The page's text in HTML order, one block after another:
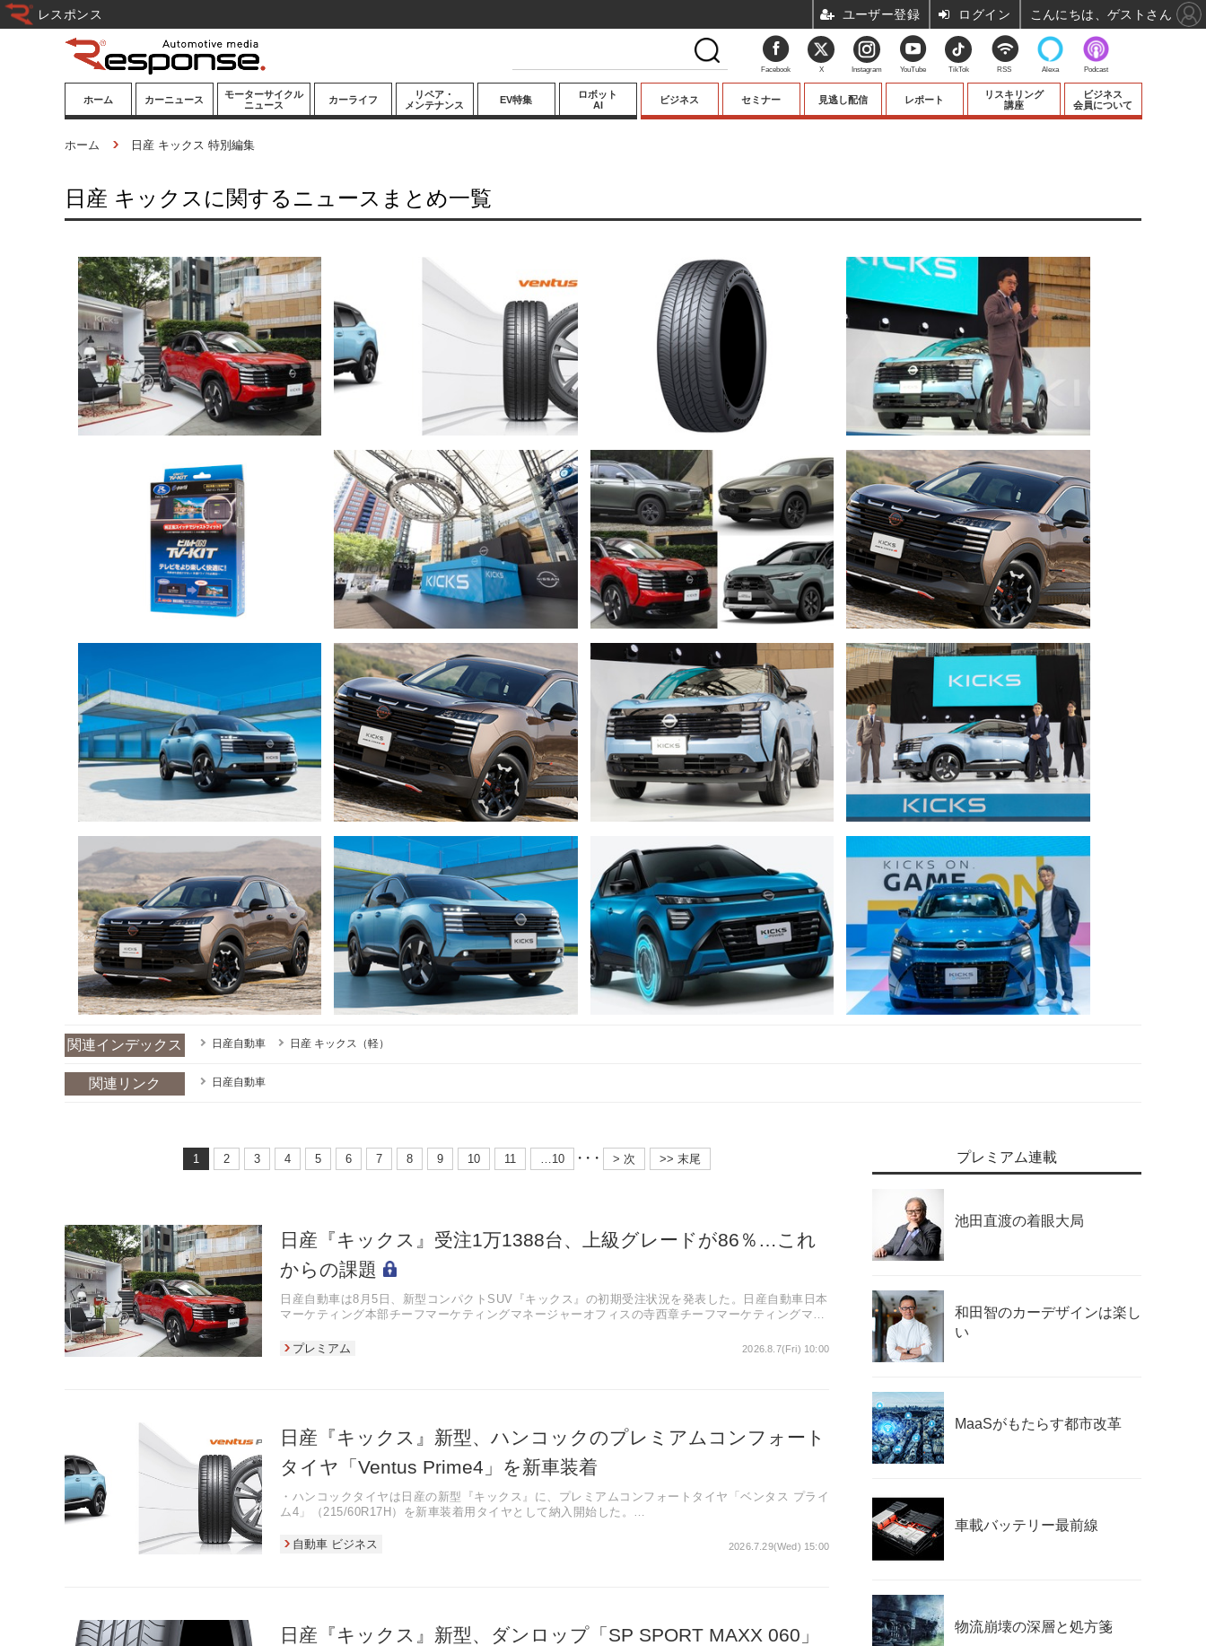
ホーム カーニュース
道路交通/社会
鉄道
航空
宇宙
モーターサイクル
ニュース
カーライフ
カーオーディオ
モータースポー
リペア・
メンテナンス
EV特集
ロボット
AI
ビジネス
キーパーソンイ
セミナー 見逃し配信 レポート
リスキリング
講座
ビジネス
会員について
ホーム 日産 キックス 特別編集
日産 キックスに関するニュースまとめ一覧
関連インデックス 日産自動車 日産 キックス（軽）
関連リンク 日産自動車
1 2 3 4 5 6 7 8 9 10 11 …10 ・・・ > 次 >> 末尾
プレミアム 2026.8.7(Fri) 10:00
日産『キックス』受注1万1388台、上級グレードが86％…これ
からの課題
日産自動車は8月5日、新型コンパクトSUV『キックス』の初期受注状況を発表した。日産自動車日本
マーケティング本部チーフマーケティングマネージャーオフィスの寺西章チーフマーケティングマネ
自動車 ビジネス 2026.7.29(Wed) 15:00
日産『キックス』新型、ハンコックのプレミアムコンフォート
タイヤ「Ventus Prime4」を新車装着
・ハンコックタイヤは日産の新型『キックス』に、プレミアムコンフォートタイヤ「ベンタス プライ
ム4」（215/60R17H）を新車装着用タイヤとして納入開始した。
ノイズを抑制し、静粛性・快適性・ウェット路面での走行性能を高いレベルで両立している。
日産『キックス』新型、ダンロップ「SP SPORT MAXX 060」
プレミアム連載
池田直渡の着眼大局
和田智のカーデザインは楽し
い
MaaSがもたらす都市改革
車載バッテリー最前線
物流崩壊の深層と処方箋
Facebook X Instagram YouTube TikTok RSS Alexa Podcast
レスポンス ユーザー登録 ログイン こんにちは、ゲストさん